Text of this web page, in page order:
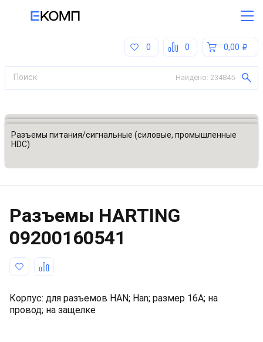
0,00
0
0
Найдено: 234845
Все категории
Разъемы, соединители
Разъемы питания/сигнальные (силовые, промышленные
HDC)
Разъeмы HARTING
09200160541
Корпус: для разъемов HAN; Han; размер 16А; на
провод; на защелке